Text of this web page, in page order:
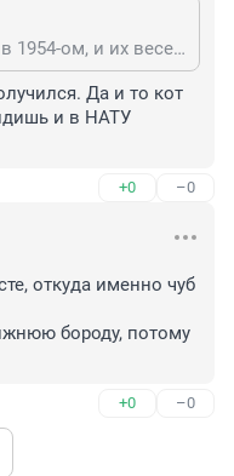
ссср хотел в НАТО вступить в 1954-ом, и их весело послали))) чуб не подошёл%)
Да и то кот
и в НАТУ
+0 –0
откуда именно чуб
бороду, потому
+0 –0